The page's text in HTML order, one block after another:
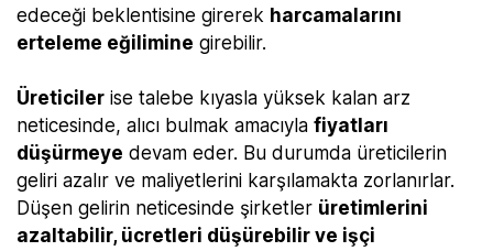
edeceği beklentisine girerek harcamalarını
erteleme eğilimine girebilir.
Üreticiler ise talebe kıyasla yüksek kalan arz
neticesinde, alıcı bulmak amacıyla fiyatları
düşürmeye devam eder. Bu durumda üreticilerin
geliri azalır ve maliyetlerini karşılamakta zorlanırlar.
Düşen gelirin neticesinde şirketler üretimlerini
azaltabilir, ücretleri düşürebilir ve işçi